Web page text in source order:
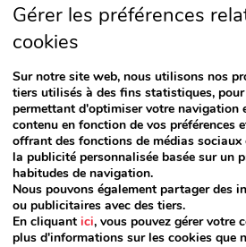
?
d’enchérir en CPC pour
Le gagnant de l’enchère peut
page des résultats
d’une étiquette [ Ad ]
de promotion [
permettent aux hôtels de
Gérer les préférences
cookies
Sur notre site web, nous utilisons nos
tiers utilisés à des fins statistiques,
permettant d'optimiser votre navigation
contenu en fonction de vos préférences
offrant des fonctions de médias
la publicité personnalisée basée sur un
habitudes de navigation.
Nous pouvons également partager des
ou publicitaires avec des tiers.
En cliquant ici, vous pouvez gérer votre
plus d'informations sur les cookies que